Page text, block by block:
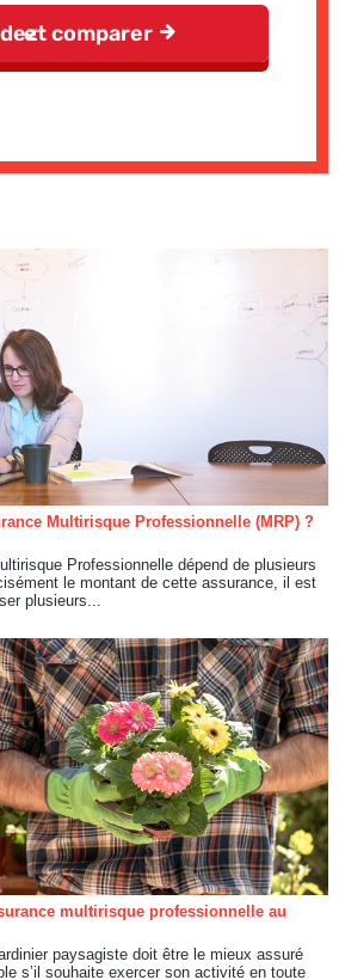
Multirisque Professionnelle (MRP) ?
Professionnelle dépend de plusieurs
le montant de cette assurance, il est
plusieurs...
multirisque professionnelle au
paysagiste doit être le mieux assuré
s’il souhaite exercer son activité en toute